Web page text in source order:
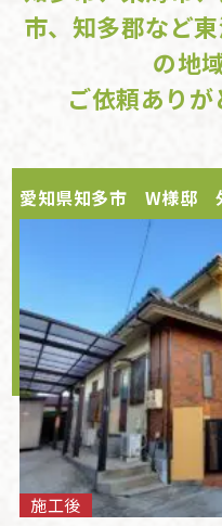
市、知多郡など
の地
ご依頼あり
愛知県知多市 W様邸
施工後